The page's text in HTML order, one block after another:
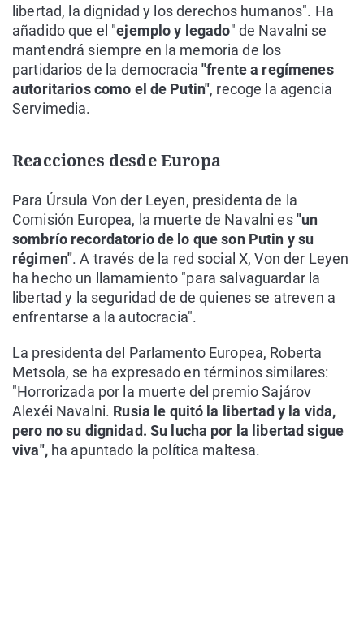
libertad, la dignidad y los derechos humanos". Ha
añadido que el "ejemplo y legado" de Navalni se
mantendrá siempre en la memoria de los
partidarios de la democracia "frente a regímenes
autoritarios como el de Putin", recoge la agencia
Servimedia.
Reacciones desde Europa
Para Úrsula Von der Leyen, presidenta de la
Comisión Europea, la muerte de Navalni es"un
sombrío recordatorio de lo que son Putin y su
régimen". A través de la red social X, Von der Leyen
ha hecho un llamamiento "para salvaguardar la
libertad y la seguridad de de quienes se atreven a
enfrentarse a la autocracia".
La presidenta del Parlamento Europea, Roberta
Metsola, se ha expresado en términos similares:
"Horrorizada por la muerte del premio Sajárov
Alexéi Navalni. Rusia le quitó la libertad y la vida,
pero no su dignidad. Su lucha por la libertad sigue
viva",ha apuntado la política maltesa.